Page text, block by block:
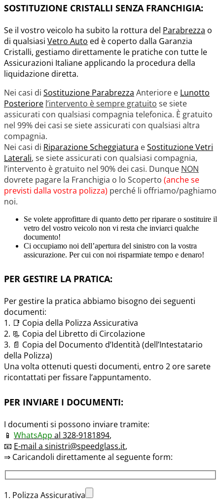
SOSTITUZIONE CRISTALLI SENZA FRANCHIGIA:
Se il vostro veicolo ha subito la rottura del Parabrezza o
di qualsiasi Vetro Auto ed è coperto dalla Garanzia
Cristalli, gestiamo direttamente le pratiche con tutte le
Assicurazioni Italiane applicando la procedura della
liquidazione diretta.
Nei casi di Sostituzione Parabrezza Anteriore e Lunotto
Posteriore l’intervento è sempre gratuito se siete
assicurati con qualsiasi compagnia telefonica. È gratuito
nel 99% dei casi se siete assicurati con qualsiasi altra
compagnia.
Nei casi di Riparazione Scheggiatura eSostituzione Vetri
Laterali, se siete assicurati con qualsiasi compagnia,
l’intervento è gratuito nel 90% dei casi. Dunque NON
dovrete pagare la Franchigia o lo Scoperto (anche se
previsti dalla vostra polizza) perché li offriamo/paghiamo
noi.
Se volete approfittare di quanto detto per riparare o sostituire il
vetro del vostro veicolo non vi resta che inviarci qualche
documento!
Ci occupiamo noi dell’apertura del sinistro con la vostra
assicurazione. Per cui con noi risparmiate tempo e denaro!
PER GESTIRE LA PRATICA:
Per gestire la pratica abbiamo bisogno dei seguenti
documenti:
1. 📑 Copia della Polizza Assicurativa
2. 📃 Copia del Libretto di Circolazione
3. 📄 Copia del Documento d’Identità (dell’Intestatario
della Polizza)
Una volta ottenuti questi documenti, entro 2 ore sarete
ricontattati per fissare l’appuntamento.
PER INVIARE I DOCUMENTI:
I documenti si possono inviare tramite:
📱 WhatsApp al 328-9181894,
📧 E-mail a sinistri@speedglass.it,
⇒ Caricandoli direttamente al seguente form:
1. Polizza Assicurativa